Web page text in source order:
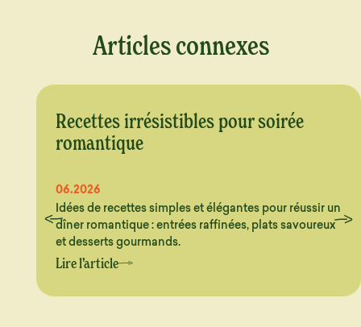
Articles connexes
Recettes irrésistibles pour soirée
romantique
06.2026
Idées de recettes simples et élégantes pour réussir un
dîner romantique : entrées raffinées, plats savoureux
et desserts gourmands.
Lire l’article